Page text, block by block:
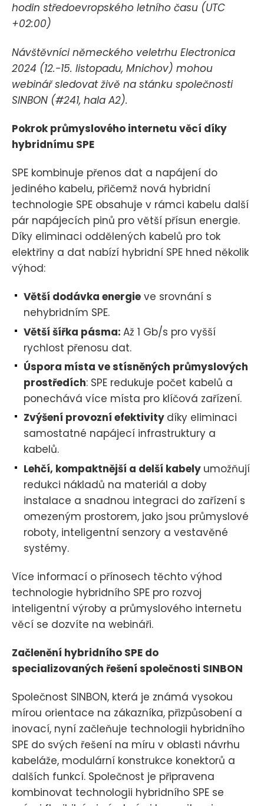
hodin středoevropského letního času (UTC
+02:00)
Návštěvníci německého veletrhu Electronica
2024 (12.-15. listopadu, Mnichov) mohou
webinář sledovat živě na stánku společnosti
SINBON (#241, hala A2).
Pokrok průmyslového internetu věcí díky
hybridnímu SPE
SPE kombinuje přenos dat a napájení do
jediného kabelu, přičemž nová hybridní
technologie SPE obsahuje v rámci kabelu další
pár napájecích pinů pro větší přísun energie.
Díky eliminaci oddělených kabelů pro tok
elektřiny a dat nabízí hybridní SPE hned několik
výhod:
Větší dodávka energie ve srovnání s
nehybridním SPE.
Větší šířka pásma: Až 1 Gb/s pro vyšší
rychlost přenosu dat.
Úspora místa ve stísněných průmyslových
prostředích: SPE redukuje počet kabelů a
ponechává více místa pro klíčová zařízení.
Zvýšení provozní efektivity díky eliminaci
samostatné napájecí infrastruktury a
kabelů.
Lehčí, kompaktnější a delší kabely umožňují
redukci nákladů na materiál a doby
instalace a snadnou integraci do zařízení s
omezeným prostorem, jako jsou průmyslové
roboty, inteligentní senzory a vestavěné
systémy.
Více informací o přínosech těchto výhod
technologie hybridního SPE pro rozvoj
inteligentní výroby a průmyslového internetu
věcí se dozvíte na webináři.
Začlenění hybridního SPE do
specializovaných řešení společnosti SINBON
Společnost SINBON, která je známá vysokou
mírou orientace na zákazníka, přizpůsobení a
inovací, nyní začleňuje technologii hybridního
SPE do svých řešení na míru v oblasti návrhu
kabeláže, modulární konstrukce konektorů a
dalších funkcí. Společnost je připravena
kombinovat technologii hybridního SPE se